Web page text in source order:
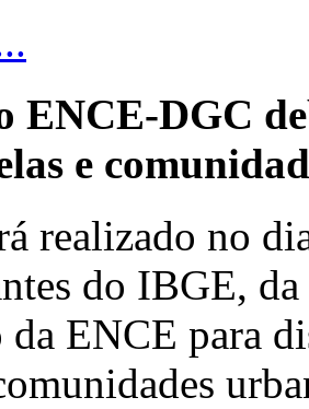
ENCE-DGC
e
realizado no
do IBGE,
da ENCE para